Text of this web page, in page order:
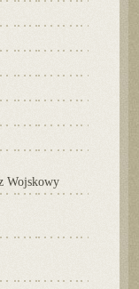
Wojskowy